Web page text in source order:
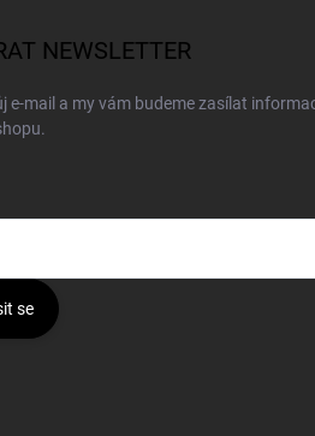
NEWSLETTER
e-mail a my vám budeme zasílat
se